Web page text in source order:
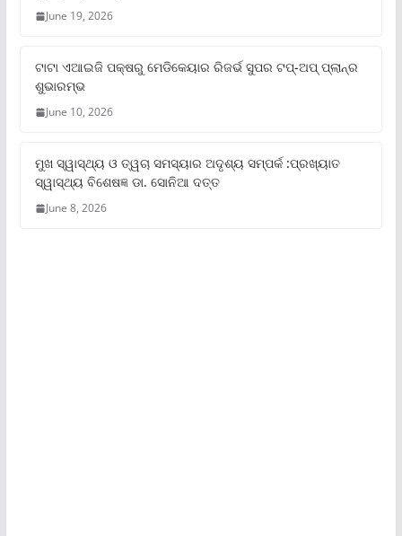
June 19, 2026
ଟାଟା ଏଆଇଜି ପକ୍ଷରୁ ମେଡିକେୟାର ରିଜର୍ଭ ସୁପର ଟପ୍‌-ଅପ୍ ପ୍ଲାନ୍‌ର
ଶୁଭାରମ୍ଭ
June 10, 2026
ମୁଖ ସ୍ୱାସ୍ଥ୍ୟ ଓ ତ୍ୱଚା ସମସ୍ୟାର ଅଦୃଶ୍ୟ ସମ୍ପର୍କ :ପ୍ରଖ୍ୟାତ
ସ୍ୱାସ୍ଥ୍ୟ ବିଶେଷଜ୍ଞ ଡା. ସୋନିଆ ଦତ୍ତ
June 8, 2026